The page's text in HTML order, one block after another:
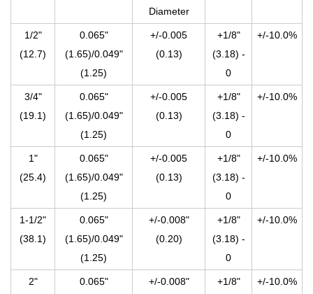
Diameter
1/2"
(12.7)
0.065"
(1.65)/0.049"
(1.25)
+/-0.005
(0.13)
+1/8"
(3.18) -
0
+/-10.0%
3/4"
(19.1)
0.065"
(1.65)/0.049"
(1.25)
+/-0.005
(0.13)
+1/8"
(3.18) -
0
+/-10.0%
1"
(25.4)
0.065"
(1.65)/0.049"
(1.25)
+/-0.005
(0.13)
+1/8"
(3.18) -
0
+/-10.0%
1-1/2"
(38.1)
0.065"
(1.65)/0.049"
(1.25)
+/-0.008"
(0.20)
+1/8"
(3.18) -
0
+/-10.0%
2"
0.065"
+/-0.008"
+1/8"
+/-10.0%